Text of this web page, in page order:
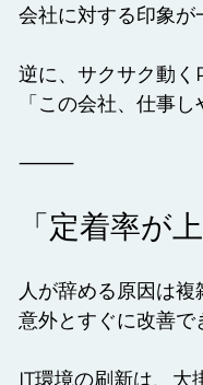
会社に対する印象が
逆に、サクサク動く
「この会社、仕事
⸻
「定着率が
人が辞める原因は複
意外とすぐに改善で
IT環境の刷新は、大